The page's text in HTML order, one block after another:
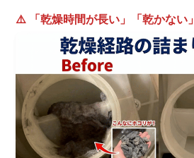
⚠️ 「乾燥時間が長い」「乾かない」